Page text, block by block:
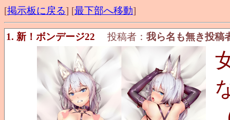
[掲示板に戻る] [最下部へ移動]
1. 新！ボンデージ22 投稿者： 我ら名も無き投稿